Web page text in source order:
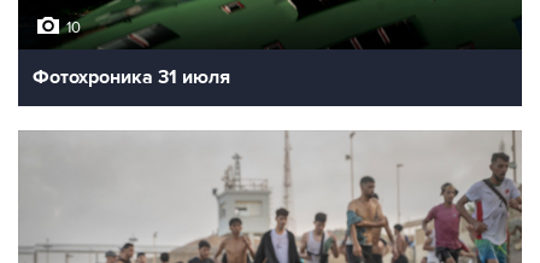
10
Фотохроника 31 июля